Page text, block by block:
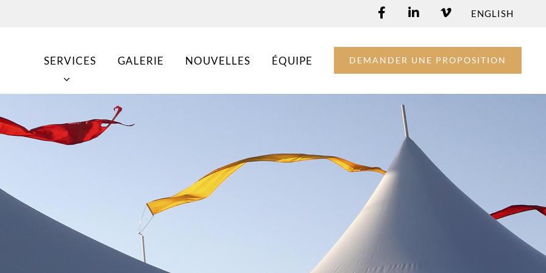
ENGLISH
SERVICES GALERIE NOUVELLES ÉQUIPE DEMANDER UNE PROPOSITION